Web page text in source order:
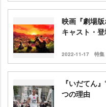
映画『劇場
キャスト・
2022-11-17 特集
『いだてん
つの理由